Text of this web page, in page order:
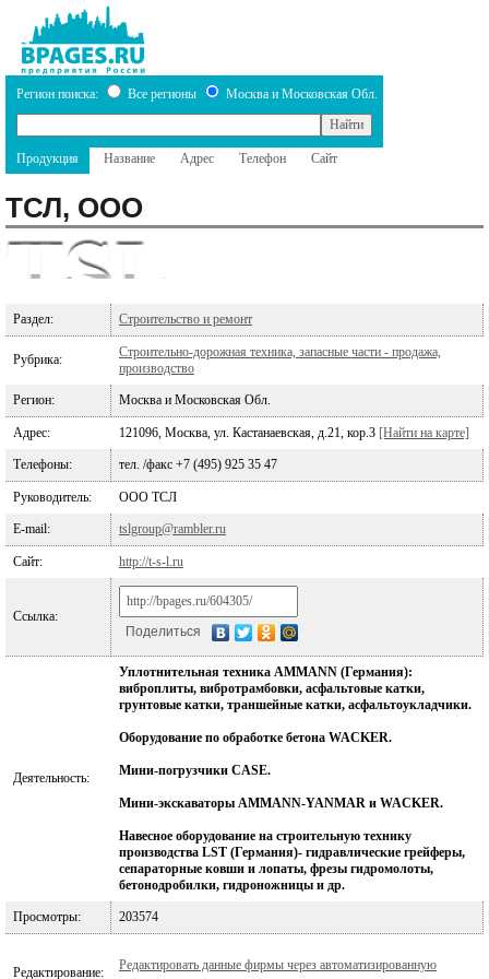
Регион поиска: Все регионы Москва и Московская Обл.
Продукция Название Адрес Телефон Сайт
ТСЛ, ООО
Раздел: Строительство и ремонт
Рубрика:
Строительно-дорожная техника, запасные части - продажа,
производство
Регион: Москва и Московская Обл.
Адрес: 121096, Москва, ул. Кастанаевская, д.21, кор.3 [Найти на карте]
Телефоны: тел. /факс +7 (495) 925 35 47
Руководитель: ООО ТСЛ
E-mail: tslgroup@rambler.ru
Сайт: http://t-s-l.ru
Ссылка:
Поделиться
Деятельность:
Уплотнительная техника AMMANN (Германия):
виброплиты, вибротрамбовки, асфальтовые катки,
грунтовые катки, траншейные катки, асфальтоукладчики.
Оборудование по обработке бетона WACKER.
Мини-погрузчики CASE.
Мини-экскаваторы AMMANN-YANMAR и WACKER.
Навесное оборудование на строительную технику
производства LST (Германия)- гидравлические грейферы,
сепараторные ковши и лопаты, фрезы гидромолоты,
бетонодробилки, гидроножницы и др.
Просмотры: 203574
Редактирование:
Редактировать данные фирмы через автоматизированную